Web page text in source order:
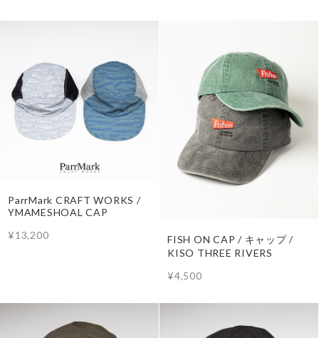
ParrMark CRAFT WORKS /
YMAMESHOAL CAP
¥13,200
FISH ON CAP / キャップ /
KISO THREE RIVERS
¥4,500